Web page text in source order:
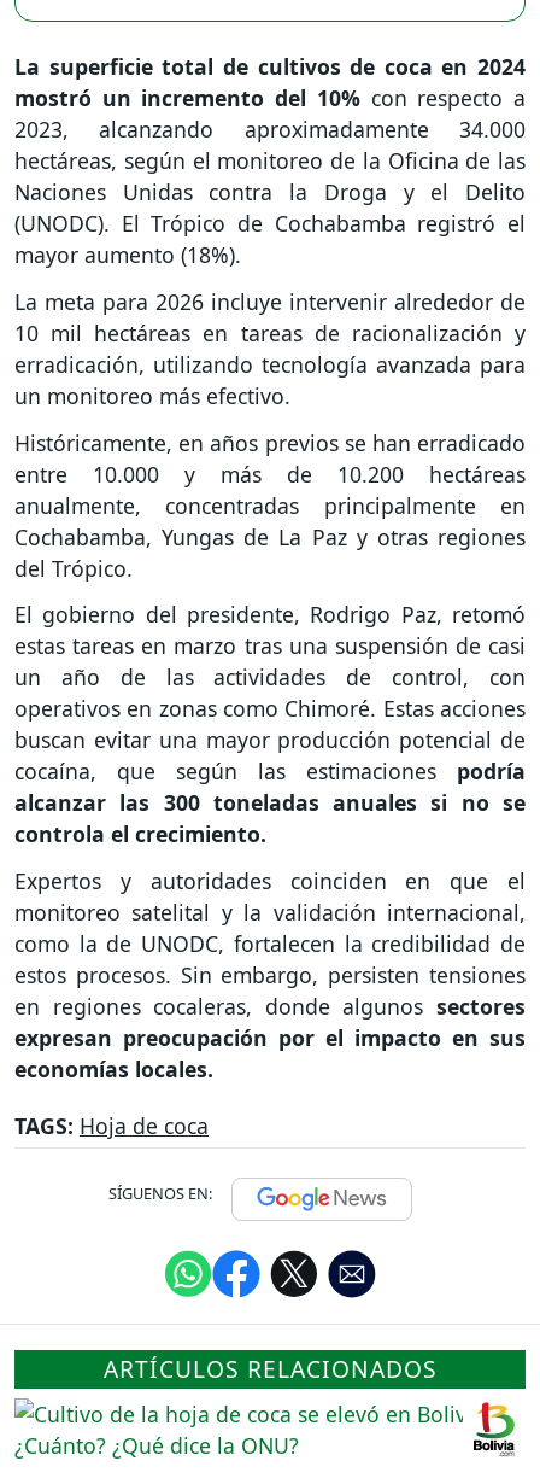
La superficie total de cultivos de coca en 2024
mostró un incremento del 10%con respecto a
2023, alcanzando aproximadamente 34.000
hectáreas, según el monitoreo de la Oficina de las
Naciones Unidas contra la Droga y el Delito
(UNODC). El Trópico de Cochabamba registró el
mayor aumento (18%).
La meta para 2026 incluye intervenir alrededor de
10 mil hectáreas en tareas de racionalización y
erradicación, utilizando tecnología avanzada para
un monitoreo más efectivo.
Históricamente, en años previos se han erradicado
entre 10.000 y más de 10.200 hectáreas
anualmente, concentradas principalmente en
Cochabamba, Yungas de La Paz y otras regiones
del Trópico.
El gobierno del presidente, Rodrigo Paz, retomó
estas tareas en marzo tras una suspensión de casi
un año de las actividades de control, con
operativos en zonas como Chimoré. Estas acciones
buscan evitar una mayor producción potencial de
cocaína, que según las estimaciones podría
alcanzar las 300 toneladas anuales si no se
controla el crecimiento.
Expertos y autoridades coinciden en que el
monitoreo satelital y la validación internacional,
como la de UNODC, fortalecen la credibilidad de
estos procesos. Sin embargo, persisten tensiones
en regiones cocaleras, donde algunos sectores
expresan preocupación por el impacto en sus
economías locales.
TAGS: Hoja de coca
SÍGUENOS EN:
ARTÍCULOS RELACIONADOS